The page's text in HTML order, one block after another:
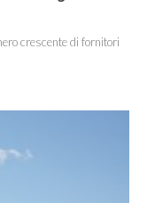
crescente di fornitori